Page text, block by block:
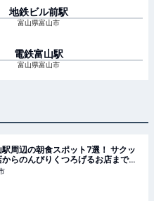
地鉄ビル前駅
富山県富山市
電鉄富山駅
富山県富山市
駅周辺の朝食スポット7選！ サクッ
らのんびりくつろげるお店までピ